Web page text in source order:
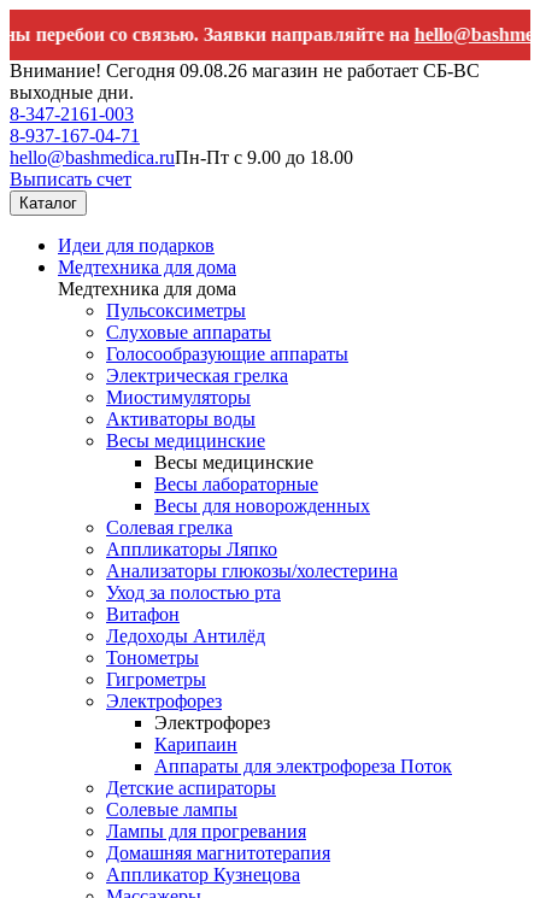
со связью. Заявки направляйте наhello@bashmedica.ru
Внимание! Сегодня 09.08.26 магазин не работает СБ-ВС
выходные дни.
8-347-2161-003
8-937-167-04-71
hello@bashmedica.ruПн-Пт с 9.00 до 18.00
Выписать счет
Каталог
Идеи для подарков
Медтехника для дома
Медтехника для дома
Пульсоксиметры
Слуховые аппараты
Голосообразующие аппараты
Электрическая грелка
Миостимуляторы
Активаторы воды
Весы медицинские
Весы медицинские
Весы лабораторные
Весы для новорожденных
Солевая грелка
Аппликаторы Ляпко
Анализаторы глюкозы/холестерина
Уход за полостью рта
Витафон
Ледоходы Антилёд
Тонометры
Гигрометры
Электрофорез
Электрофорез
Карипаин
Аппараты для электрофореза Поток
Детские аспираторы
Солевые лампы
Лампы для прогревания
Домашняя магнитотерапия
Аппликатор Кузнецова